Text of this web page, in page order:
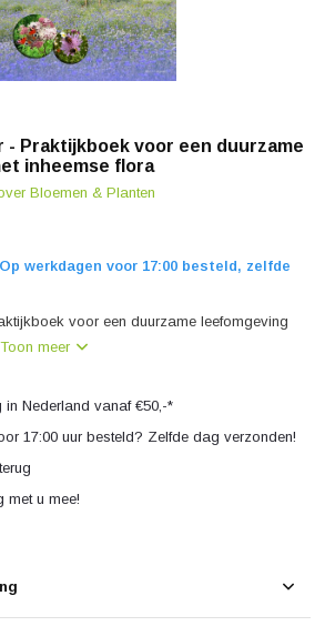
- Praktijkboek voor een duurzame
inheemse flora
Bloemen & Planten
werkdagen voor 17:00 besteld, zelfde
voor een duurzame leefomgeving
Toon meer
in Nederland vanaf €50,-*
17:00 uur besteld? Zelfde dag verzonden!
met u mee!